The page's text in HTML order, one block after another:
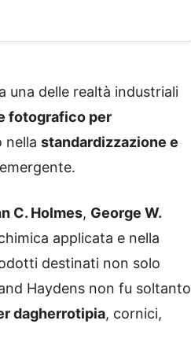
una delle realtà industriali
fotografico per
nella standardizzazione e
C. Holmes, George W.
applicata e nella
destinati non solo
Haydens non fu soltanto
dagherrotipia, cornici,